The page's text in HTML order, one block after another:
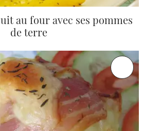
au four avec ses pommes
de terre